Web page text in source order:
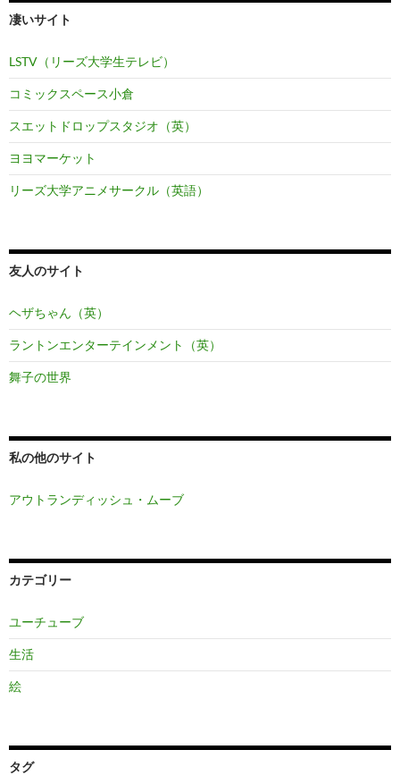
凄いサイト
LSTV（リーズ大学生テレビ）
コミックスペース小倉
スエットドロップスタジオ（英）
ヨヨマーケット
リーズ大学アニメサークル（英語）
友人のサイト
ヘザちゃん（英）
ラントンエンターテインメント（英）
舞子の世界
私の他のサイト
アウトランディッシュ・ムーブ
カテゴリー
ユーチューブ
生活
絵
タグ